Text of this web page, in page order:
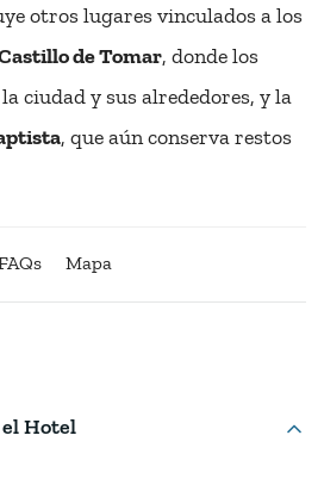
otros lugares vinculados a los
de Tomar, donde los
ciudad y sus alrededores, y la
, que aún conserva restos
Mapa
el Hotel